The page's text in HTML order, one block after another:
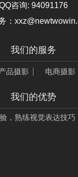
咨询: 94091176
：
我们的服务
品摄影 电商摄影
我们的优势
，熟练视觉表达技巧